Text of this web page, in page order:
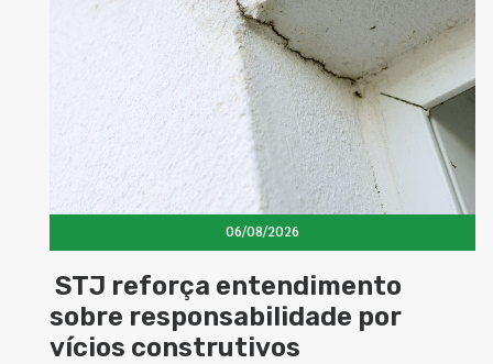
06/08/2026
STJ reforça entendimento
sobre responsabilidade por
vícios construtivos